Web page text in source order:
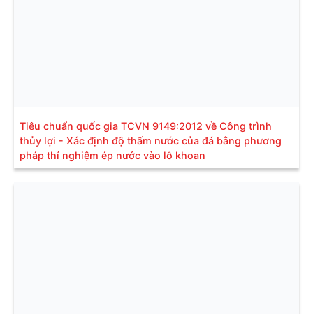
Tiêu chuẩn quốc gia TCVN 9149:2012 về Công trình
thủy lợi - Xác định độ thấm nước của đá bằng phương
pháp thí nghiệm ép nước vào lỗ khoan